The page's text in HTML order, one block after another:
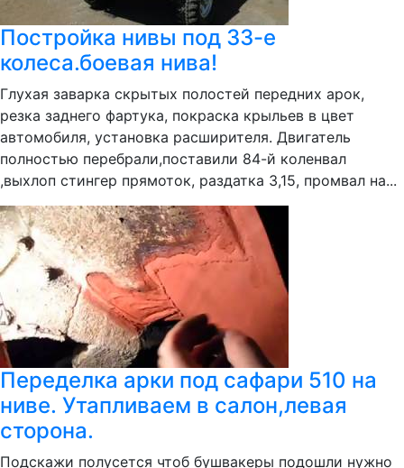
Постройка нивы под 33-е
колеса.боевая нива!
Глухая заварка скрытых полостей передних арок,
резка заднего фартука, покраска крыльев в цвет
автомобиля, установка расширителя. Двигатель
полностью перебрали,поставили 84-й коленвал
,выхлоп стингер прямоток, раздатка 3,15, промвал на...
Переделка арки под сафари 510 на
ниве. Утапливаем в салон,левая
сторона.
Подскажи полусется чтоб бушвакеры подошли нужно